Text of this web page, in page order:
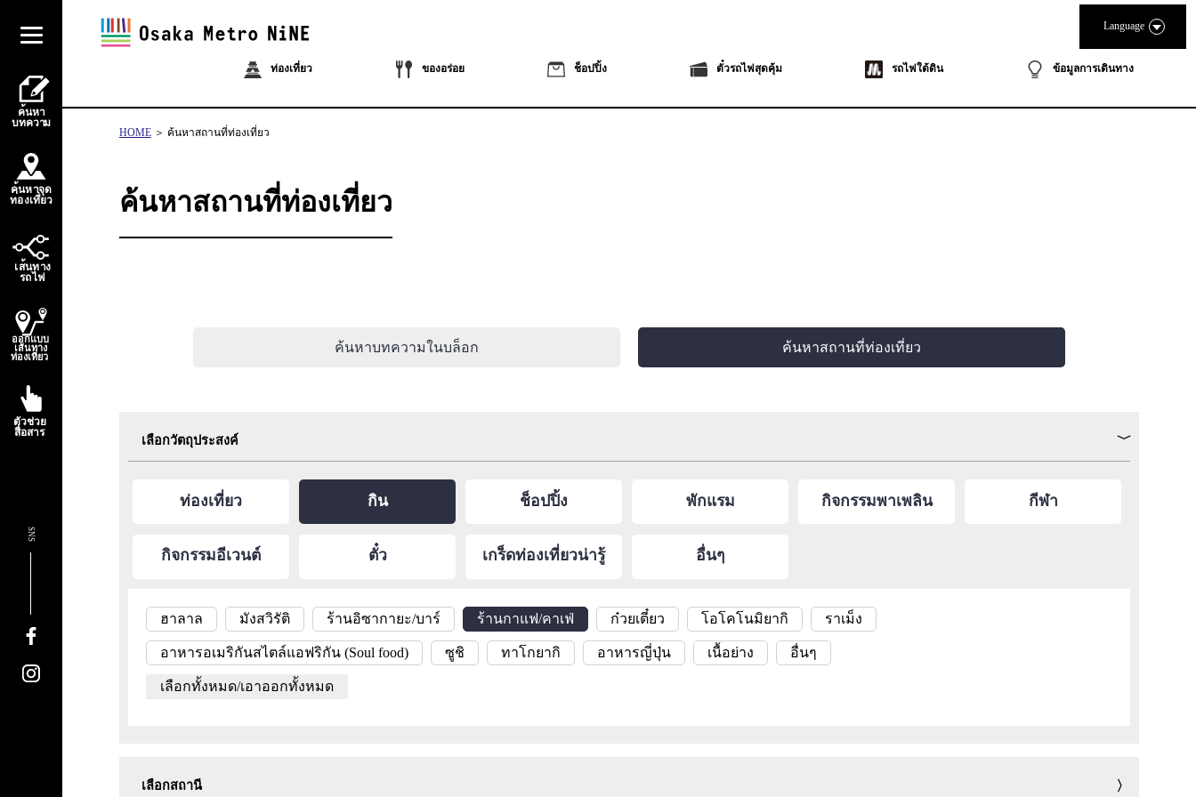
ท่องเที่ยว ของอร่อย ช็อปปิ้ง ตั๋วรถไฟสุดคุ้ม รถไฟใต้ดิน ข้อมูลการเดินทาง
Language
ค้นหา
บทความ
ค้นหาจุด
ท่องเท
ี่ยว
เส้นทาง
รถไฟ
ออกแบบ
เส้นทาง
ท่องเที่ยว
ตัวช่วย
สื่อสาร
SNS
HOME ค้นหาสถานที่ท่องเที่ยว
ค้นหาสถานที่ท่องเที่ยว
ค้นหาบทความในบล็อก ค้นหาสถานที่ท่องเที่ยว
เลือกวัตถุประสงค์
ท่องเที่ยว กิน ช็อปปิ้ง พักแรม กิจกรรมพาเพลิน กีฬา
กิจกรรมอีเวนต์ ตั๋ว เกร็ดท่องเที่ยวน่ารู้ อื่นๆ
ฮาลาล มังสวิรัติ ร้านอิซากายะ/บาร์ ร้านกาแฟ/คาเฟ่ ก๋วยเตี๋ยว โอโคโนมิยากิ ราเม็ง
อาหารอเมริกันสไตล์แอฟริกัน (Soul food) ซูชิ ทาโกยากิ อาหารญี่ปุ่น เนื้อย่าง อื่นๆ
เลือกทั้งหมด/เอาออกทั้งหมด
เลือกสถานี